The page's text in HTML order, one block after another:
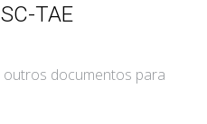
TAE
documentos para